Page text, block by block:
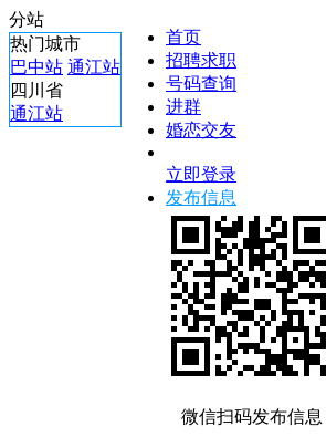
分站
热门城市
巴中站 通江站
四川省
通江站
首页
招聘求职
号码查询
进群
婚恋交友
立即登录
发布信息
微信扫码发布信息